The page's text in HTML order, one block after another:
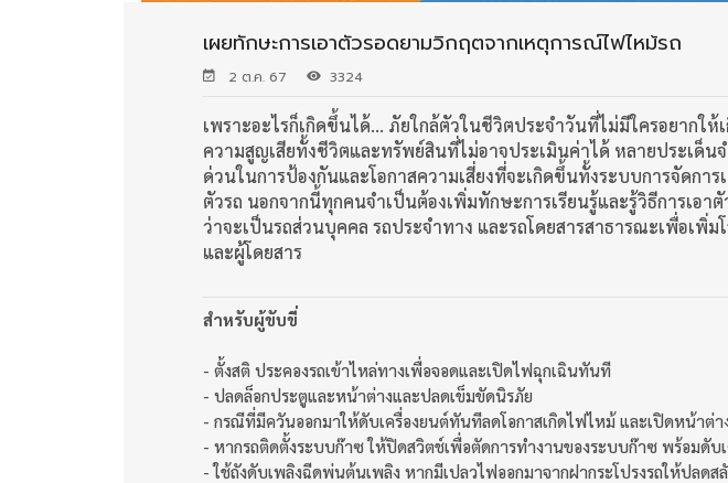
เผยทักษะการเอาตัวรอดยามวิกฤตจากเหตุการณ์ไฟไหม้รถ
2 ต.ค. 67 3324
เพราะอะไรก็เกิดขึ้นได้... ภัยใกล้ตัวในชีวิตประจำวันที่ไม่มีใครอยากให้
ความสูญเสียทั้งชีวิตและทรัพย์สินที่ไม่อาจประเมินค่าได้ หลายประเด็นจ
ด่วนในการป้องกันและโอกาสความเสี่ยงที่จะเกิดขึ้นทั้งระบบการจัดกา
ตัวรถ นอกจากนี้ทุกคนจำเป็นต้องเพิ่มทักษะการเรียนรู้และรู้วิธีการเอา
ว่าจะเป็นรถส่วนบุคคล รถประจำทาง และรถโดยสารสาธารณะเพื่อเพิ่
และผู้โดยสาร
สำหรับผู้ขับขี่
- ตั้งสติ ประคองรถเข้าไหล่ทางเพื่อจอดและเปิดไฟฉุกเฉินทันที
- ปลดล็อกประตูและหน้าต่างและปลดเข็มขัดนิรภัย
- กรณีที่มีควันออกมาให้ดับเครื่องยนต์ทันทีลดโอกาสเกิดไฟไหม้ และเปิดหน้าต่า
- หากรถติดตั้งระบบก๊าซ ให้ปิดสวิตช์เพื่อตัดการทำงานของระบบก๊าซ พร้อมดับ
- ใช้ถังดับเพลิงฉีดพ่นต้นเพลิง หากมีเปลวไฟออกมาจากฝากระโปรงรถให้ปลดส